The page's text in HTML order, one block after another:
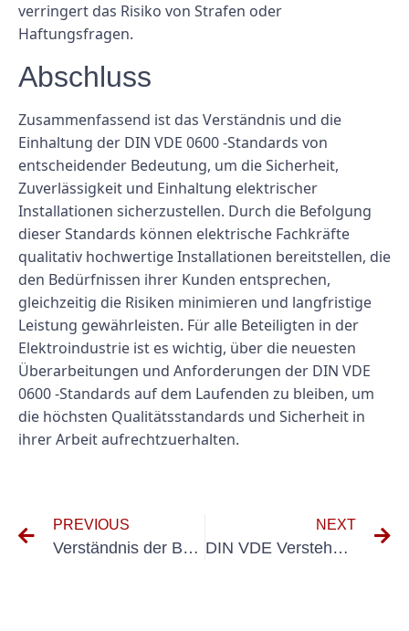
verringert das Risiko von Strafen oder
Haftungsfragen.
Abschluss
Zusammenfassend ist das Verständnis und die
Einhaltung der DIN VDE 0600 -Standards von
entscheidender Bedeutung, um die Sicherheit,
Zuverlässigkeit und Einhaltung elektrischer
Installationen sicherzustellen. Durch die Befolgung
dieser Standards können elektrische Fachkräfte
qualitativ hochwertige Installationen bereitstellen, die
den Bedürfnissen ihrer Kunden entsprechen,
gleichzeitig die Risiken minimieren und langfristige
Leistung gewährleisten. Für alle Beteiligten in der
Elektroindustrie ist es wichtig, über die neuesten
Überarbeitungen und Anforderungen der DIN VDE
0600 -Standards auf dem Laufenden zu bleiben, um
die höchsten Qualitätsstandards und Sicherheit in
ihrer Arbeit aufrechtzuerhalten.
PREVIOUS
Verständnis der Bedeutung von DIN VDE 0105 Teil 600 für die Vorschriften für elektrische Sicherheitsvorschriften
NEXT
DIN VDE Verstehen 0701 und 0702: Ein umfassender Leitfaden